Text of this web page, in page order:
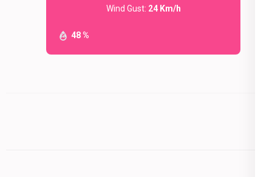
48 %
Wind Gust: 24 Km/h